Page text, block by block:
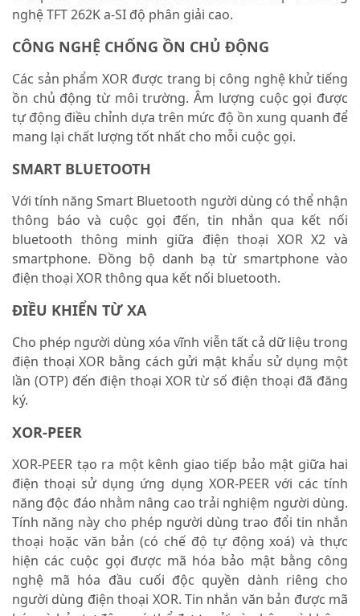
nghệ TFT 262K a-SI độ phân giải cao.
CÔNG NGHỆ CHỐNG ỒN CHỦ ĐỘNG
Các sản phẩm XOR được trang bị công nghệ khử tiếng
ồn chủ động từ môi trường. Âm lượng cuộc gọi được
tự động điều chỉnh dựa trên mức độ ồn xung quanh để
mang lại chất lượng tốt nhất cho mỗi cuộc gọi.
SMART BLUETOOTH
Với tính năng Smart Bluetooth người dùng có thể nhận
thông báo và cuộc gọi đến, tin nhắn qua kết nối
bluetooth thông minh giữa điện thoại XOR X2 và
smartphone. Đồng bộ danh bạ từ smartphone vào
điện thoại XOR thông qua kết nối bluetooth.
ĐIỀU KHIỂN TỪ XA
Cho phép người dùng xóa vĩnh viễn tất cả dữ liệu trong
điện thoại XOR bằng cách gửi mật khẩu sử dụng một
lần (OTP) đến điện thoại XOR từ số điện thoại đã đăng
ký.
XOR-PEER
XOR-PEER tạo ra một kênh giao tiếp bảo mật giữa hai
điện thoại sử dụng ứng dụng XOR-PEER với các tính
năng độc đáo nhằm nâng cao trải nghiệm người dùng.
Tính năng này cho phép người dùng trao đổi tin nhắn
thoại hoặc văn bản (có chế độ tự động xoá) và thực
hiện các cuộc gọi được mã hóa bảo mật bằng công
nghệ mã hóa đầu cuối độc quyền dành riêng cho
người dùng điện thoại XOR. Tin nhắn văn bản được mã